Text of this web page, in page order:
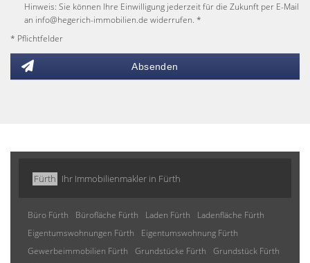
Hinweis: Sie können Ihre Einwilligung jederzeit für die Zukunft per E-Mail
an info@hegerich-immobilien.de widerrufen. *
* Pflichtfelder
Absenden
Fürth Ihr Immobilienmakler in Fürth
Büro Fürth Bürofläche Fürth Laden Fürth
Ladenfläche Fürth
Eigentumswohnungen Fürth
Eigentumswohnung Fürth
Gewerbeimmobilien Fürth
Grundstücke Fürth
Grundstück Fürth